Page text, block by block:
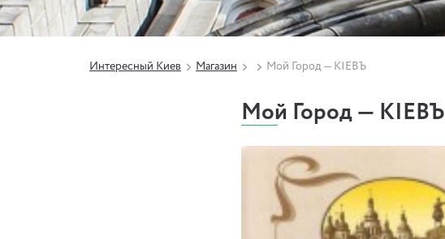
Интересный Киев Магазин Мой Город — КІЕВЪ
Мой Город — КІЕВЪ